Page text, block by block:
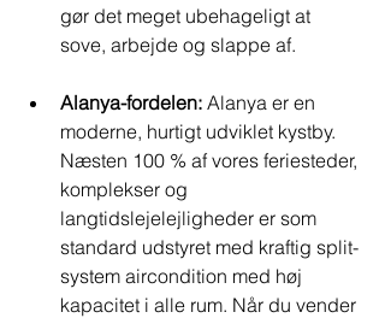
gør det meget ubehageligt at
sove, arbejde og slappe af.
Alanya-fordelen: Alanya er en
moderne, hurtigt udviklet kystby.
Næsten 100 % af vores feriesteder,
komplekser og
langtidslejelejligheder er som
standard udstyret med kraftig split-
system aircondition med høj
kapacitet i alle rum. Når du vender